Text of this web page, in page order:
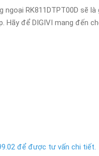
RK811DTPT00D sẽ là
Hãy để DIGIVI mang đến
để được tư vấn chi tiết.